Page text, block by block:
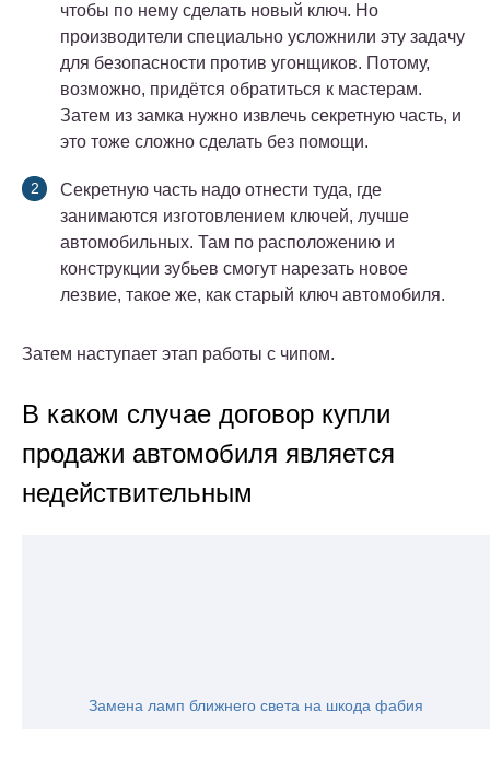
чтобы по нему сделать новый ключ. Но
производители специально усложнили эту задачу
для безопасности против угонщиков. Потому,
возможно, придётся обратиться к мастерам.
Затем из замка нужно извлечь секретную часть, и
это тоже сложно сделать без помощи.
Секретную часть надо отнести туда, где
занимаются изготовлением ключей, лучше
автомобильных. Там по расположению и
конструкции зубьев смогут нарезать новое
лезвие, такое же, как старый ключ автомобиля.
Затем наступает этап работы с чипом.
В каком случае договор купли
продажи автомобиля является
недействительным
Замена ламп ближнего света на шкода фабия